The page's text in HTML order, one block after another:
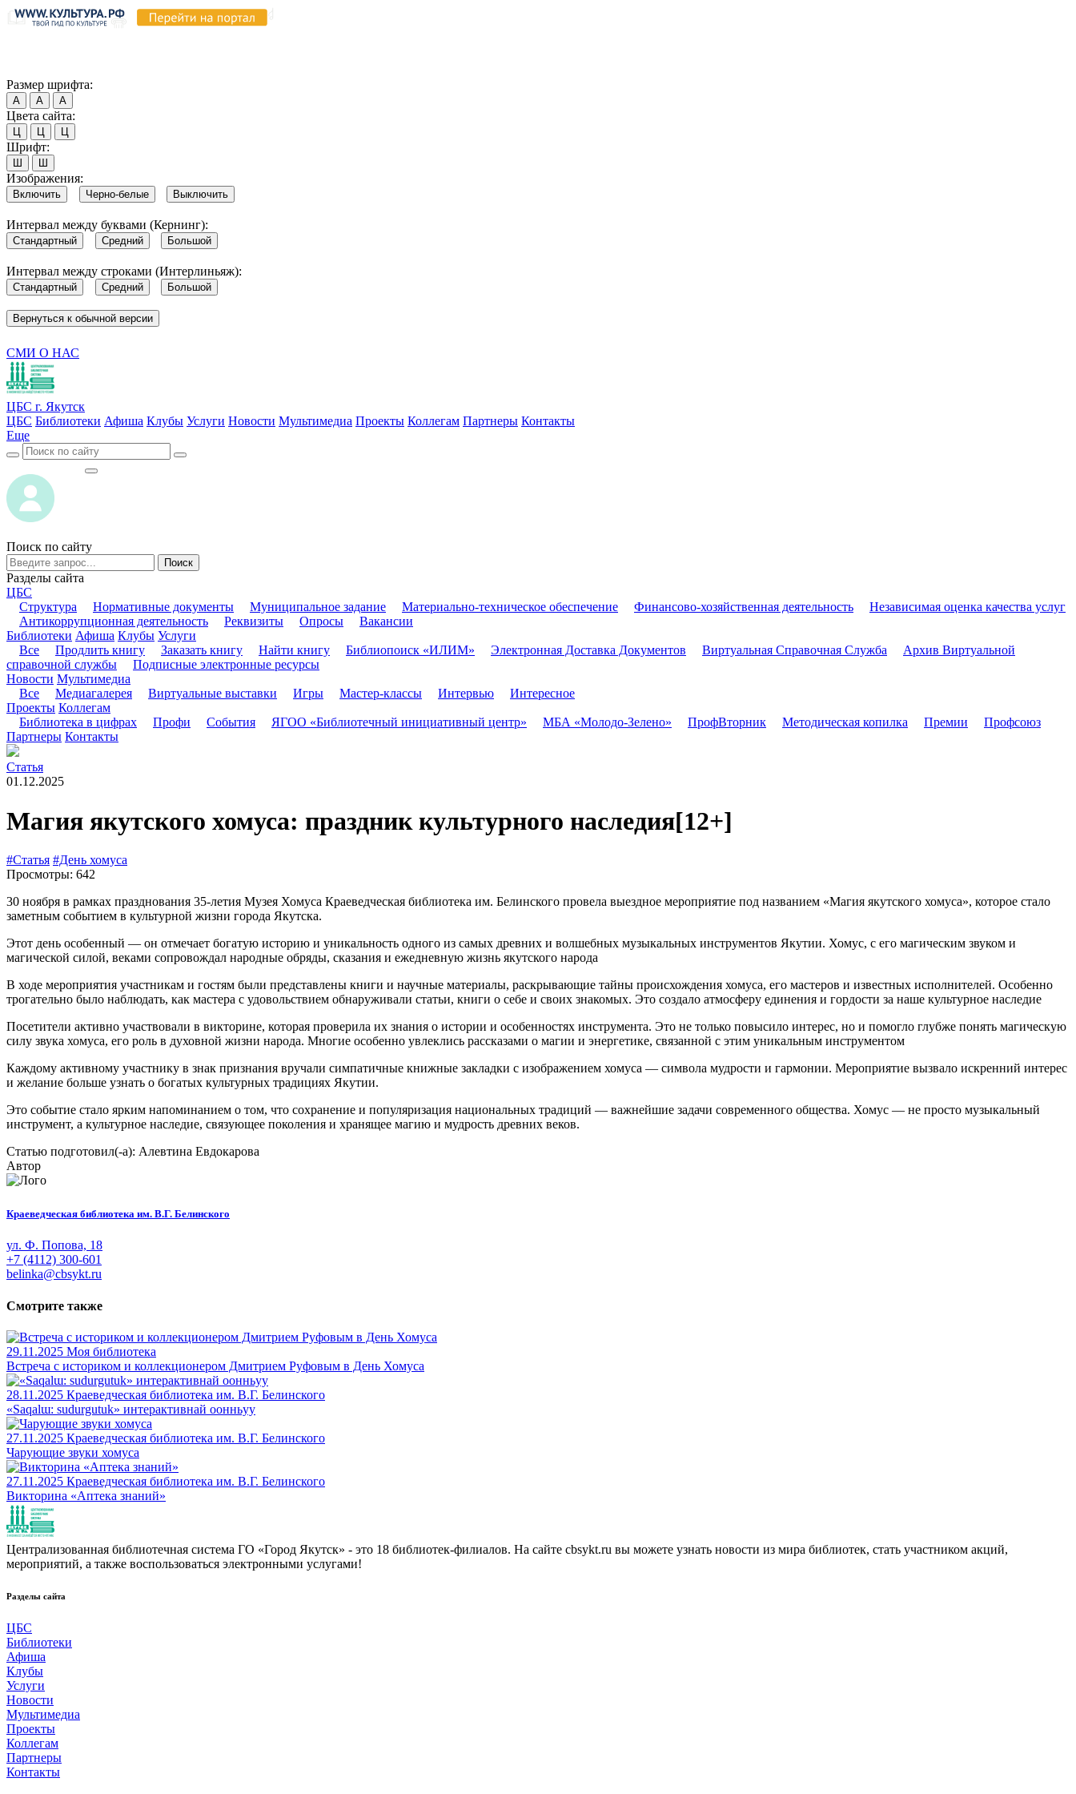
Размер шрифта:
А А А
Цвета сайта:
Ц Ц Ц
Шрифт:
Ш Ш
Изображения:
Включить Черно-белые Выключить
Интервал между буквами (Кернинг):
Стандартный Средний Большой
Интервал между строками (Интерлиньяж):
Стандартный Средний Большой
Вернуться к обычной версии
СМИ О НАС
ЦБС г. Якутск
ЦБС Библиотеки Афиша Клубы Услуги Новости Мультимедиа Проекты Коллегам Партнеры Контакты
Еще
Поиск по сайту
Поиск
Разделы сайта
ЦБС
Структура
Нормативные документы Муниципальное задание Материально-техническое обеспечение Финансово-хозяйственная деятельность
Независимая оценка качества услуг
Антикоррупционная деятельность
Реквизиты Опросы
Вакансии
Библиотеки Афиша Клубы Услуги
Все
Продлить книгу Заказать книгу Найти книгу Библиопоиск «ИЛИМ» Электронная Доставка Документов Виртуальная Справочная Служба
Архив Виртуальной
справочной службы
Подписные электронные ресурсы
Новости Мультимедиа
Все
Медиагалерея Виртуальные выставки Игры Мастер-классы Интервью
Интересное
Проекты Коллегам
Библиотека в цифрах
Профи События ЯГОО «Библиотечный инициативный центр» МБА «Молодо-Зелено» ПрофВторник Методическая копилка Премии
Профсоюз
Партнеры Контакты
Статья
01.12.2025
Магия якутского хомуса: праздник культурного наследия[12+]
#Статья #День хомуса
Просмотры: 642
30 ноября в рамках празднования 35-летия Музея Хомуса Краеведческая библиотека им. Белинского провела выездное мероприятие под названием «Магия якутского хомуса», которое стало
заметным событием в культурной жизни города Якутска.
Этот день особенный — он отмечает богатую историю и уникальность одного из самых древних и волшебных музыкальных инструментов Якутии. Хомус, с его магическим звуком и
магической силой, веками сопровождал народные обряды, сказания и ежедневную жизнь якутского народа
В ходе мероприятия участникам и гостям были представлены книги и научные материалы, раскрывающие тайны происхождения хомуса, его мастеров и известных исполнителей. Особенно
трогательно было наблюдать, как мастера с удовольствием обнаруживали статьи, книги о себе и своих знакомых. Это создало атмосферу единения и гордости за наше культурное наследие
Посетители активно участвовали в викторине, которая проверила их знания о истории и особенностях инструмента. Это не только повысило интерес, но и помогло глубже понять магическую
силу звука хомуса, его роль в духовной жизни народа. Многие особенно увлеклись рассказами о магии и энергетике, связанной с этим уникальным инструментом
Каждому активному участнику в знак признания вручали симпатичные книжные закладки с изображением хомуса — символа мудрости и гармонии. Мероприятие вызвало искренний интерес
и желание больше узнать о богатых культурных традициях Якутии.
Это событие стало ярким напоминанием о том, что сохранение и популяризация национальных традиций — важнейшие задачи современного общества. Хомус — не просто музыкальный
инструмент, а культурное наследие, связующее поколения и хранящее магию и мудрость древних веков.
Статью подготовил(-а): Алевтина Евдокарова
Автор
Краеведческая библиотека им. В.Г. Белинского
ул. Ф. Попова, 18
+7 (4112) 300-601
belinka@cbsykt.ru
Смотрите также
29.11.2025 Моя библиотека
Встреча с историком и коллекционером Дмитрием Руфовым в День Хомуса
28.11.2025 Краеведческая библиотека им. В.Г. Белинского
«Saqalɯ: sudurgutuk» интерактивнай оонньуу
27.11.2025 Краеведческая библиотека им. В.Г. Белинского
Чарующие звуки хомуса
27.11.2025 Краеведческая библиотека им. В.Г. Белинского
Викторина «Аптека знаний»
Централизованная библиотечная система ГО «Город Якутск» - это 18 библиотек-филиалов. На сайте cbsykt.ru вы можете узнать новости из мира библиотек, стать участником акций,
мероприятий, а также воспользоваться электронными услугами!
Разделы сайта
ЦБС
Библиотеки
Афиша
Клубы
Услуги
Новости
Мультимедиа
Проекты
Коллегам
Партнеры
Контакты